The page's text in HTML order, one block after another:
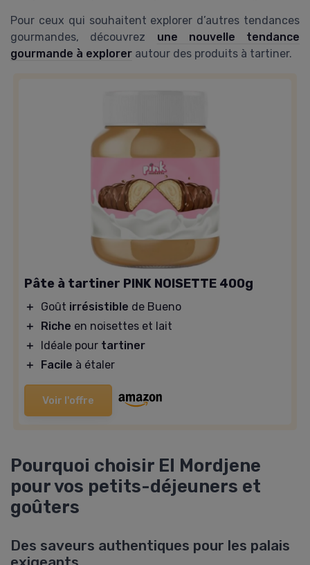
Pour ceux qui souhaitent explorer d’autres tendances
gourmandes, découvrez une nouvelle tendance
gourmande à explorer autour des produits à tartiner.
Pâte à tartiner PINK NOISETTE 400g
＋ Goût irrésistible de Bueno
＋
Riche en noisettes et lait
＋
Idéale pour tartiner
＋
Facile à étaler
Voir l'offre
Pourquoi choisir El Mordjene
pour vos petits-déjeuners et
goûters
Des saveurs authentiques pour les palais